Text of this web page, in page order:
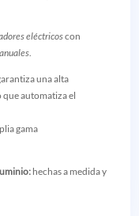
eléctricoscon
.
una alta
automatiza el
gama
hechas a medida y